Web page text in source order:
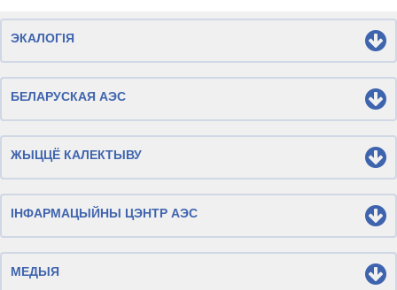
ЭКАЛОГІЯ
БЕЛАРУСКАЯ АЭС
ЖЫЦЦЁ КАЛЕКТЫВУ
ІНФАРМАЦЫЙНЫ ЦЭНТР АЭС
МЕДЫЯ